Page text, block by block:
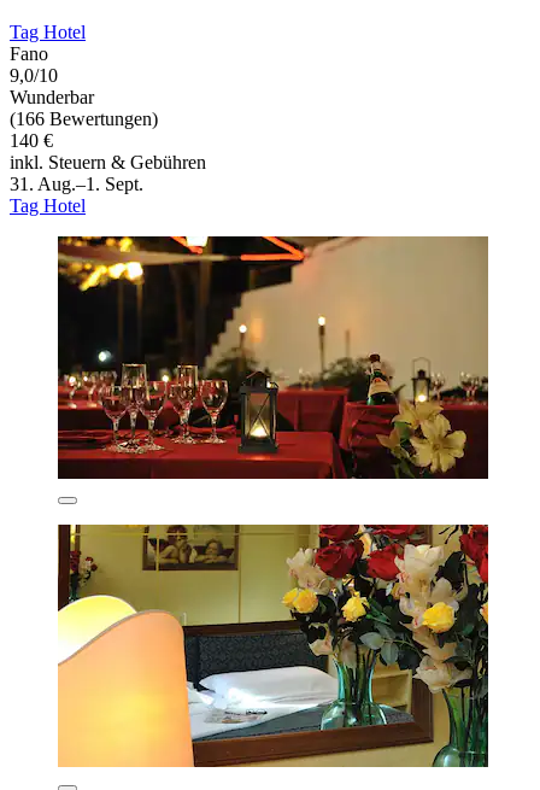
Tag Hotel
Fano
9,0/10
Wunderbar
(166 Bewertungen)
140 €
inkl. Steuern & Gebühren
31. Aug.–1. Sept.
Tag Hotel